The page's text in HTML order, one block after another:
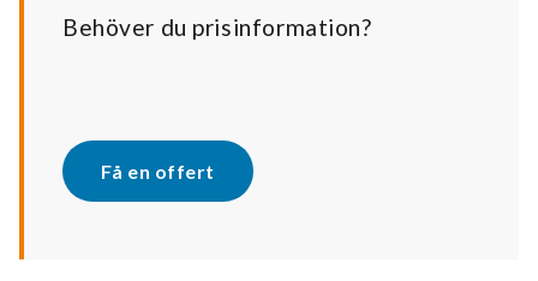
Behöver du prisinformation?
Få en offert